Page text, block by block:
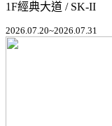
1F經典大道 / SK-II
2026.07.20~2026.07.31